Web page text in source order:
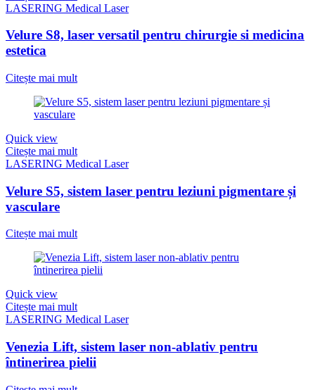
LASERING Medical Laser
Velure S8, laser versatil pentru chirurgie si medicina
estetica
Citește mai mult
Quick view
Citește mai mult
LASERING Medical Laser
Velure S5, sistem laser pentru leziuni pigmentare și
vasculare
Citește mai mult
Quick view
Citește mai mult
LASERING Medical Laser
Venezia Lift, sistem laser non-ablativ pentru
întinerirea pielii